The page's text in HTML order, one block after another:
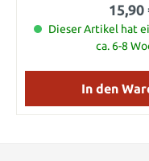
15,90
Dieser Artikel hat
ca. 6-8
In den